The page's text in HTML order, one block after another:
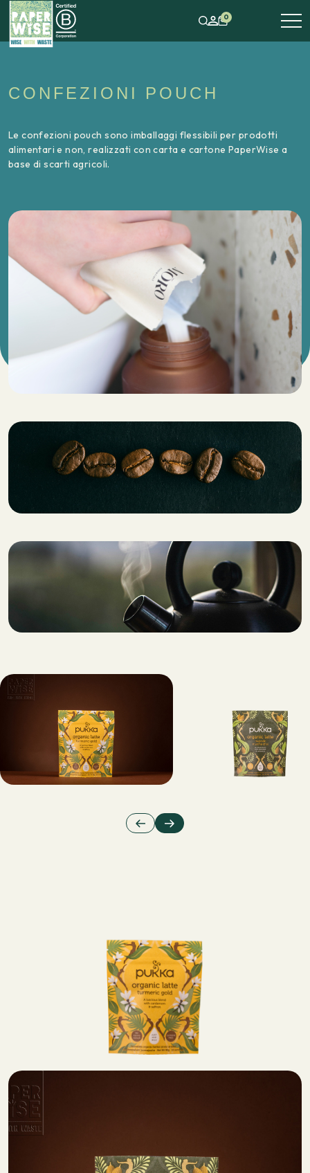
0
CONFEZIONI POUCH
Le confezioni pouch sono imballaggi flessibili per prodotti
alimentari e non, realizzati con carta e cartone PaperWise a
base di scarti agricoli.